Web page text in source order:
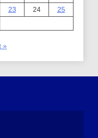
23 24
25
»